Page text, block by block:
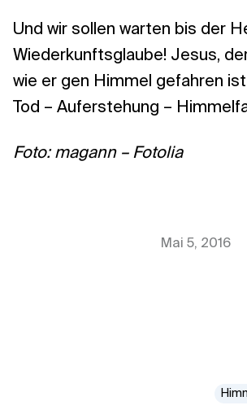
Und wir sollen warten bis der
Wiederkunftsglaube! Jesus,
wie er gen Himmel gefahren
Tod – Auferstehung –
Foto: magann – Fotolia
Mai 5, 2016